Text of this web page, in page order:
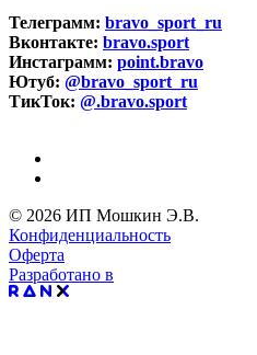
Телеграмм: bravo_sport_ru
Вконтакте: bravo.sport
Инстаграмм: point.bravo
Ютуб: @bravo_sport_ru
ТикТок: @.bravo.sport
© 2026 ИП Мошкин Э.В.
Конфиденциальность
Оферта
Разработано в